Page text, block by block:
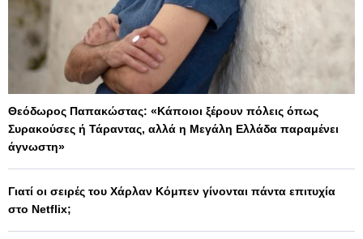
Θεόδωρος Παπακώστας: «Κάποιοι ξέρουν πόλεις όπως
Συρακούσες ή Τάραντας, αλλά η Μεγάλη Ελλάδα παραμένει
άγνωστη»
Γιατί οι σειρές του Χάρλαν Κόμπεν γίνονται πάντα επιτυχία
στο Netflix;